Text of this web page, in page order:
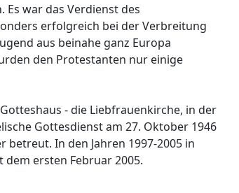
war das Verdienst des
erfolgreich bei der Verbreitung
aus beinahe ganz Europa
den Protestanten nur einige
- die Liebfrauenkirche, in der
Gottesdienst am 27. Oktober 1946
betreut. In den Jahren 1997-2005 in
ersten Februar 2005.